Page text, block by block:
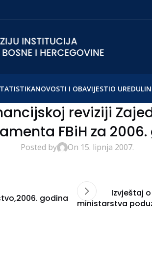
NOVOSTI I OBAVIJESTIO UREDU
reviziji
FBiH za 2006.
Posted by On 15. lipnja 2007.
godina
Izvještaj
ministarstva